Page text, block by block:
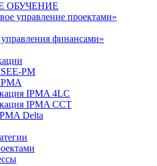
ОБУЧЕНИЕ
управление проектами»
финансами»
PM
IPMA 4LC
IPMA CCT
Delta